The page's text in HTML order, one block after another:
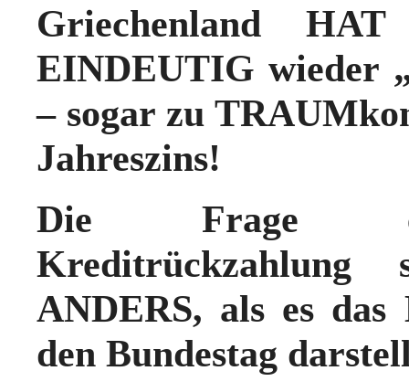
Griechenland
EINDEUTIG wieder
– sogar zu
Jahreszins!
Die Frage
ANDERS, als es
den Bundestag